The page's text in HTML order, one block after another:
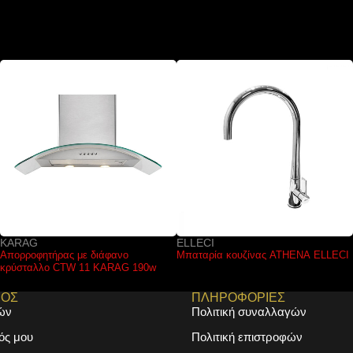
ELLECI
Μπαταρία κουζίνας ATHENA ELLECI
KARAG
Μπαταρία κουζίνας 2546 Chrome
μου
ΠΛΗΡΟΦΟΡΙΕΣ
Πολιτική συναλλαγών
Πολιτική επιστροφών